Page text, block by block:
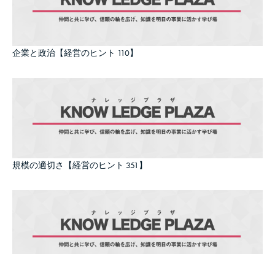
企業と政治【経営のヒント 110】
規模の適切さ【経営のヒント 351】